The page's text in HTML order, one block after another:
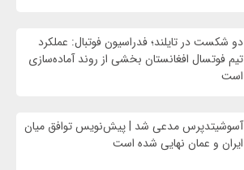
دو شکست در تایلند؛ فدراسیون فوتبال: عملکرد
تیم فوتسال افغانستان بخشی از روند آماده‌سازی
است
آسوشیتدپرس مدعی شد | پیش‌نویس توافق میان
ایران و عمان نهایی شده است